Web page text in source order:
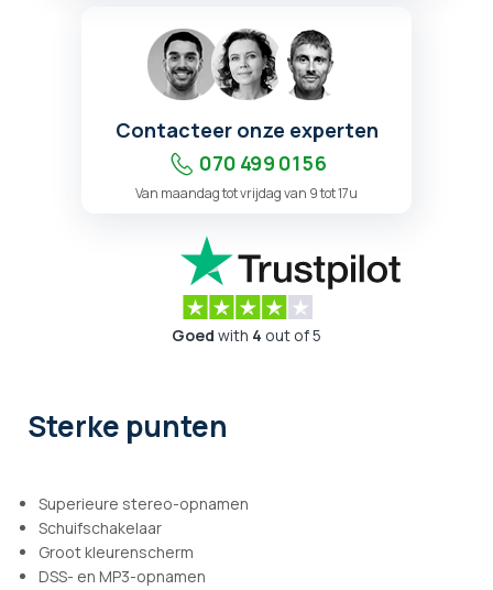
Contacteer onze experten
070 499 01 56
Van maandag tot vrijdag van 9 tot 17u
Goed with 4 out of 5
Sterke punten
Superieure stereo-opnamen
Schuifschakelaar
Groot kleurenscherm
DSS- en MP3-opnamen